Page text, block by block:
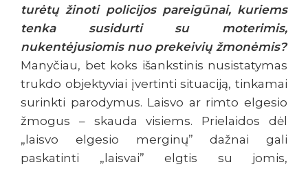
turėtų žinoti policijos pareigūnai, kuriems
tenka susidurti su moterimis,
nukentėjusiomis nuo prekeivių žmonėmis?
Manyčiau, bet koks išankstinis nusistatymas
trukdo objektyviai įvertinti situaciją, tinkamai
surinkti parodymus. Laisvo ar rimto elgesio
žmogus – skauda visiems. Prielaidos dėl
„laisvo elgesio merginų” dažnai gali
paskatinti „laisvai” elgtis su jomis,